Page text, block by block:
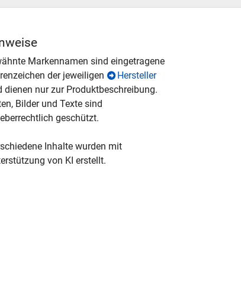
Markennamen sind eingetragene
der jeweiligen
Hersteller
dienen nur zur Produktbeschreibung.
Bilder und Texte sind
geschützt.
Inhalte wurden mit
von KI erstellt.